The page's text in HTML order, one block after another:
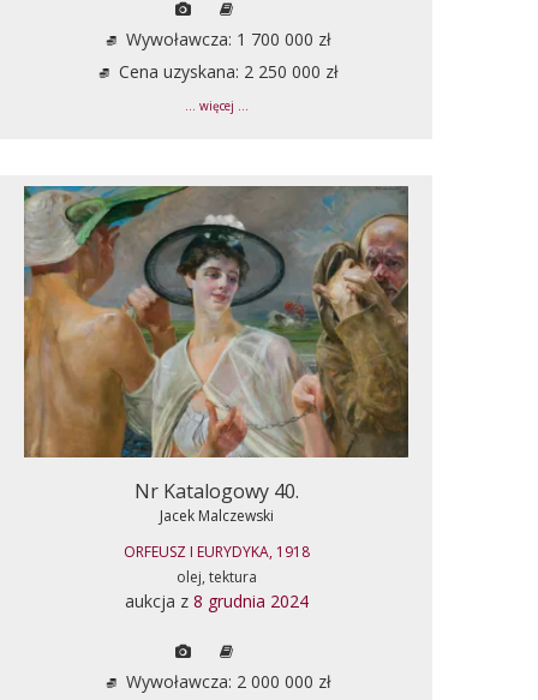
Wywoławcza: 1 700 000 zł
Cena uzyskana: 2 250 000 zł
... więcej ...
Nr Katalogowy 40.
Jacek Malczewski
ORFEUSZ I EURYDYKA, 1918
olej, tektura
aukcja z 8 grudnia 2024
Wywoławcza: 2 000 000 zł